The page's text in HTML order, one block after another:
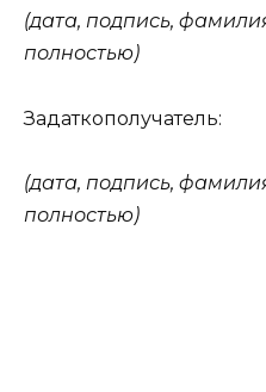
(дата, подпись,
полностью)
Задаткополучатель:
(дата, подпись,
полностью)